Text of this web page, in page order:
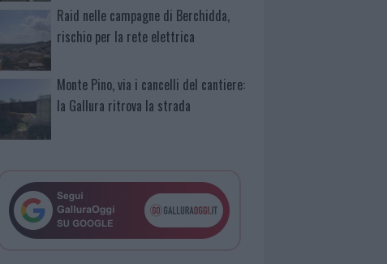
Raid nelle campagne di Berchidda,
rischio per la rete elettrica
Monte Pino, via i cancelli del cantiere:
la Gallura ritrova la strada